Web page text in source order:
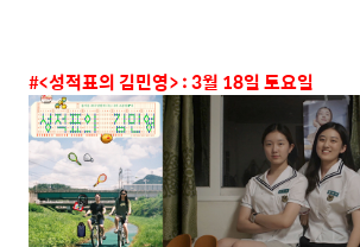
#<성적표의 김민영> : 3월 18일 토요일